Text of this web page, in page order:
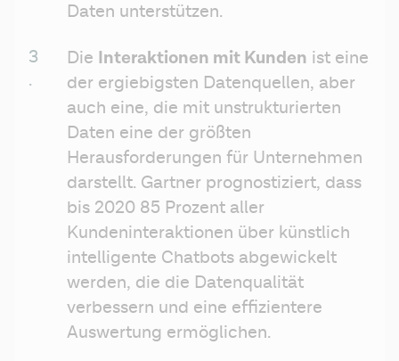
Daten unterstützen.
Die Interaktionen mit Kunden ist eine
der ergiebigsten Datenquellen, aber
auch eine, die mit unstrukturierten
Daten eine der größten
Herausforderungen für Unternehmen
darstellt. Gartner prognostiziert, dass
bis 2020 85 Prozent aller
Kundeninteraktionen über künstlich
intelligente Chatbots abgewickelt
werden, die die Datenqualität
verbessern und eine effizientere
Auswertung ermöglichen.